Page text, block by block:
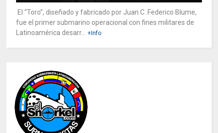
El “Toro”, diseñado y fabricado por Juan C. Federico Blume,
fue el primer submarino operacional con fines militares de
Latinoamérica desarr...
+Info